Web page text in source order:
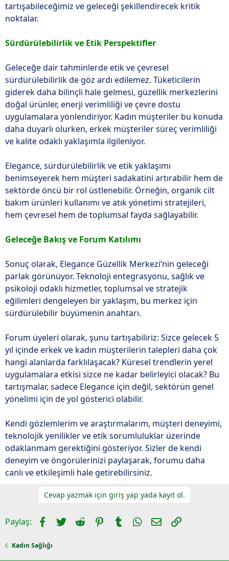
tartışabileceğimiz ve geleceği şekillendirecek kritik
noktalar.
Sürdürülebilirlik ve Etik Perspektifler
Geleceğe dair tahminlerde etik ve çevresel
sürdürülebilirlik de göz ardı edilemez. Tüketicilerin
giderek daha bilinçli hale gelmesi, güzellik merkezlerini
doğal ürünler, enerji verimliliği ve çevre dostu
uygulamalara yönlendiriyor. Kadın müşteriler bu konuda
daha duyarlı olurken, erkek müşteriler süreç verimliliği
ve kalite odaklı yaklaşımla ilgileniyor.
Elegance, sürdürülebilirlik ve etik yaklaşımı
benimseyerek hem müşteri sadakatini artırabilir hem de
sektörde öncü bir rol üstlenebilir. Örneğin, organik cilt
bakım ürünleri kullanımı ve atık yönetimi stratejileri,
hem çevresel hem de toplumsal fayda sağlayabilir.
Geleceğe Bakış ve Forum Katılımı
Sonuç olarak, Elegance Güzellik Merkezi’nin geleceği
parlak görünüyor. Teknoloji entegrasyonu, sağlık ve
psikoloji odaklı hizmetler, toplumsal ve stratejik
eğilimleri dengeleyen bir yaklaşım, bu merkez için
sürdürülebilir büyümenin anahtarı.
Forum üyeleri olarak, şunu tartışabiliriz: Sizce gelecek 5
yıl içinde erkek ve kadın müşterilerin talepleri daha çok
hangi alanlarda farklılaşacak? Küresel trendlerin yerel
uygulamalara etkisi sizce ne kadar belirleyici olacak? Bu
tartışmalar, sadece Elegance için değil, sektörün genel
yönelimi için de yol gösterici olabilir.
Kendi gözlemlerim ve araştırmalarım, müşteri deneyimi,
teknolojik yenilikler ve etik sorumluluklar üzerinde
odaklanmam gerektiğini gösteriyor. Sizler de kendi
deneyim ve öngörülerinizi paylaşarak, forumu daha
canlı ve etkileşimli hale getirebilirsiniz.
Cevap yazmak için giriş yap yada kayıt ol.
Paylaş: Facebook
TwitterReddit Pinterest
TumblrWhatsApp
E-postaLink
Kadın Sağlığı